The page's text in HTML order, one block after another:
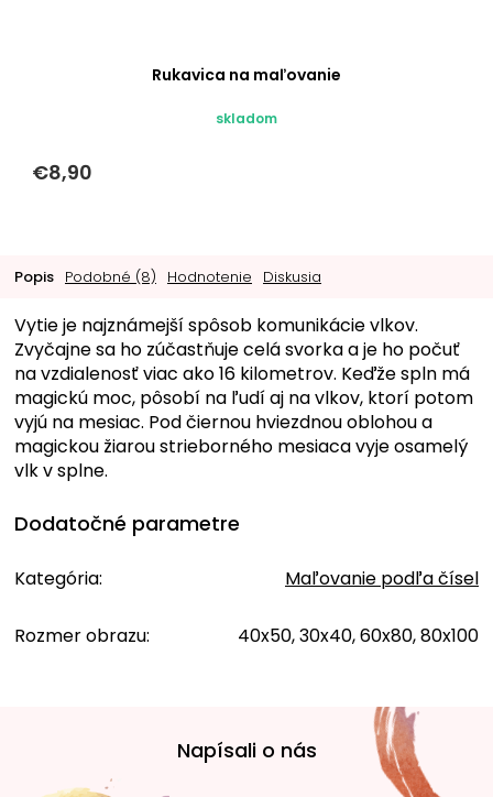
Rukavica na maľovanie
skladom
€8,90
Popis Podobné (8) Hodnotenie Diskusia
Vytie je najznámejší spôsob komunikácie vlkov.
Zvyčajne sa ho zúčastňuje celá svorka a je ho počuť
na vzdialenosť viac ako 16 kilometrov. Keďže spln má
magickú moc, pôsobí na ľudí aj na vlkov, ktorí potom
vyjú na mesiac. Pod čiernou hviezdnou oblohou a
magickou žiarou strieborného mesiaca vyje osamelý
vlk v splne.
Dodatočné parametre
Kategória: Maľovanie podľa čísel
Rozmer obrazu: 40x50, 30x40, 60x80, 80x100
Napísali o nás